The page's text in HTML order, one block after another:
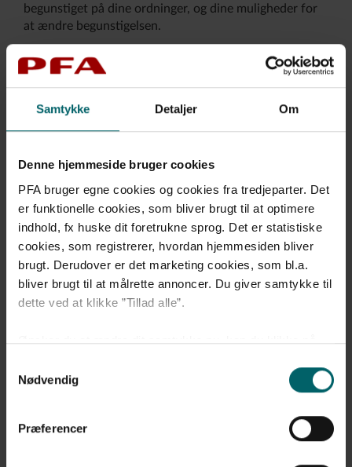
Samtykke Detaljer Om
Denne hjemmeside bruger cookies
PFA bruger egne cookies og cookies fra tredjeparter. Det
er funktionelle cookies, som bliver brugt til at optimere
indhold, fx huske dit foretrukne sprog. Det er statistiske
cookies, som registrerer, hvordan hjemmesiden bliver
brugt. Derudover er det marketing cookies, som bl.a.
bliver brugt til at målrette annoncer. Du giver samtykke til
dette ved at klikke ”Tillad alle”.
Ønsker du at ændre dit samtykke nu, kan du klikke på
fortryder dit valg, kan du altid gå til ”Administrér cookie
samtykke” i bunden af siden og foretage en ændring.
Læs mere om vores
behandling af
Nødvendig
Præferencer
begunstiget på dine ordninger, og dine muligheder for
at ændre begunstigelsen.
Log på Mit PFA
3. Passer dine forsikringer til din nuværende
livssituation?
Børn, lønforhøjelse, boligskifte eller skilsmisse.
om dine forsikringer stadig dækker dig godt nok.
Overenskomstansatte medlemmer, kadetter og ansatte i
sekretariatet har en forsikringspakke som en del af
er forsikringspakken frivillig, da du allerede har